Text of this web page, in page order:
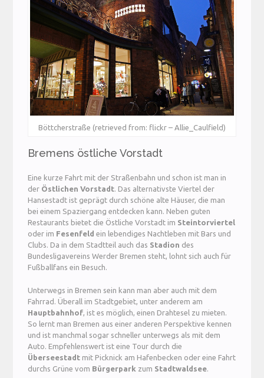
Böttcherstraße (retrieved from: flickr – Allie_Caulfield)
Bremens östliche Vorstadt
Eine kurze Fahrt mit der Straßenbahn und schon ist man in
der Östlichen Vorstadt. Das alternativste Viertel der
Hansestadt ist geprägt durch schöne alte Häuser, die man
bei einem Spaziergang entdecken kann. Neben guten
Restaurants bietet die Östliche Vorstadt im Steintorviertel
oder im Fesenfeld ein lebendiges Nachtleben mit Bars und
Clubs. Da in dem Stadtteil auch das Stadion des
Bundesligavereins Werder Bremen steht, lohnt sich auch für
Fußballfans ein Besuch.
Unterwegs in Bremen sein kann man aber auch mit dem
Fahrrad. Überall im Stadtgebiet, unter anderem am
Hauptbahnhof, ist es möglich, einen Drahtesel zu mieten.
So lernt man Bremen aus einer anderen Perspektive kennen
und ist manchmal sogar schneller unterwegs als mit dem
Auto. Empfehlenswert ist eine Tour durch die
Überseestadt mit Picknick am Hafenbecken oder eine Fahrt
durchs Grüne vom Bürgerpark zum Stadtwaldsee.